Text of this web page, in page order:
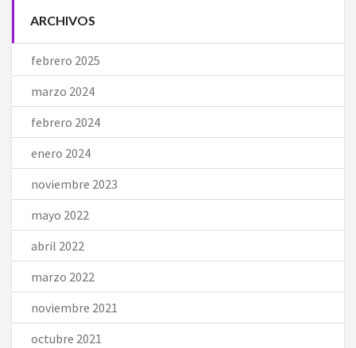
ARCHIVOS
febrero 2025
marzo 2024
febrero 2024
enero 2024
noviembre 2023
mayo 2022
abril 2022
marzo 2022
noviembre 2021
octubre 2021